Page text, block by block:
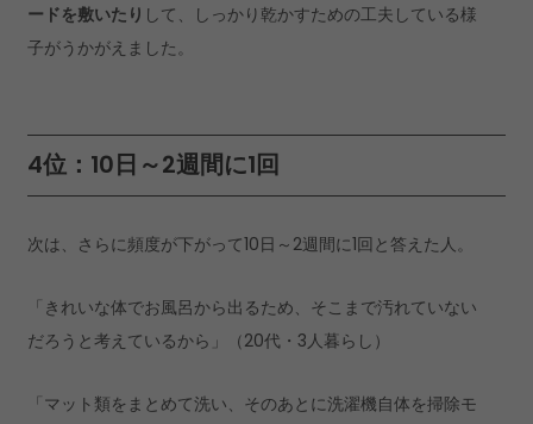
ードを敷いたり して、しっかり乾かすための工夫している様
子がうかがえました。
4位：10日～2週間に1回
次は、さらに頻度が下がって10日～2週間に1回と答えた人。
「きれいな体でお風呂から出るため、そこまで汚れていない
だろうと考えているから」（20代・3人暮らし）
「マット類をまとめて洗い、そのあとに洗濯機自体を掃除モ